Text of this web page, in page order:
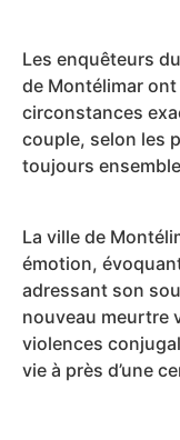
Les enquêteurs
de Montélimar
circonstances
couple, selon les
toujours
La ville de
émotion,
adressant son
nouveau meurtre
violences
vie à près d’une